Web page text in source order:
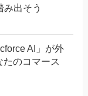
出そう
AI」が外
のコマース